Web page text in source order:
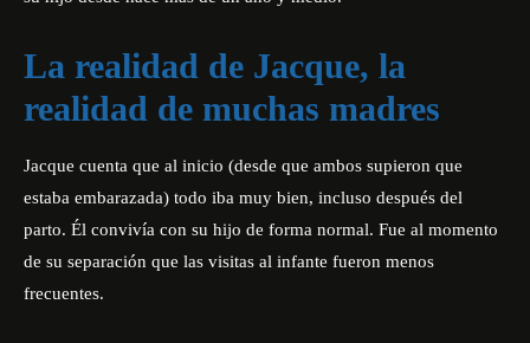
La realidad de Jacque, la
realidad de muchas madres
Jacque cuenta que al inicio (desde que ambos supieron que
estaba embarazada) todo iba muy bien, incluso después del
parto. Él convivía con su hijo de forma normal. Fue al momento
de su separación que las visitas al infante fueron menos
frecuentes.